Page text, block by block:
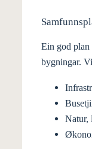
Planen legg
barnehage
avstand til
byggjer på
Ein god plan
bygningar.
Natur,